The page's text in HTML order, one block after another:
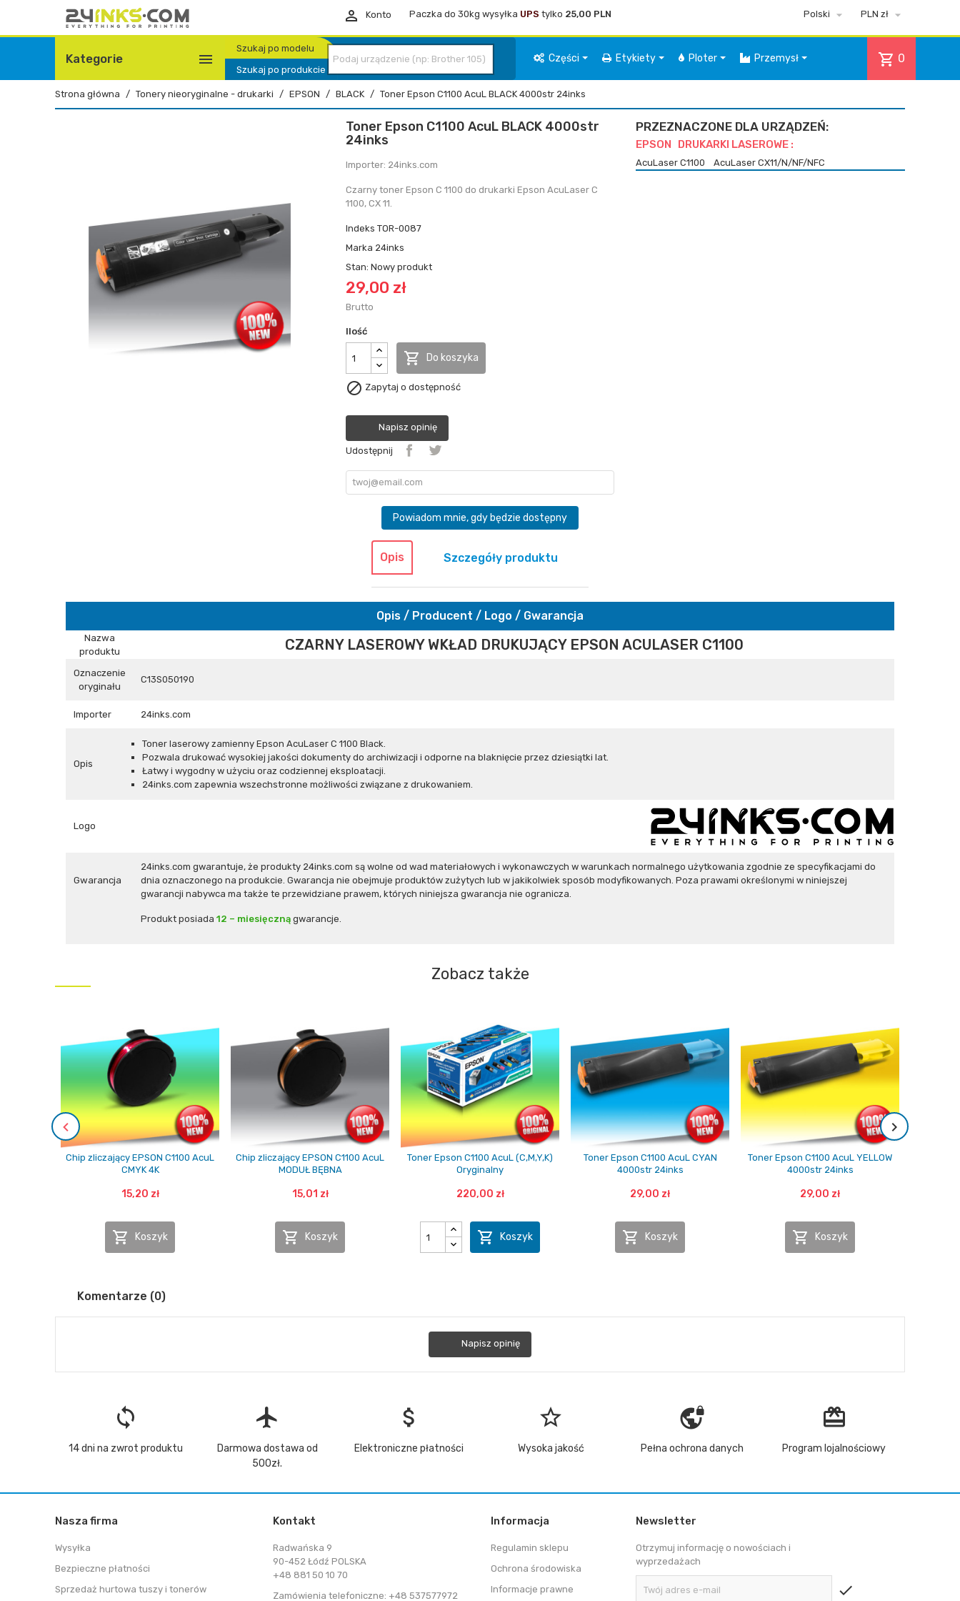
 Konto Paczka do 30kg wysyłka UPS tylko 25,00 PLN Polski  PLN zł 
Kategorie 
Szukaj po modelu
Szukaj po produkcie
shopping_cart 0
Części Etykiety Ploter Przemysł
Strona główna Tonery nieoryginalne - drukarki EPSON BLACK Toner Epson C1100 AcuL BLACK 4000str 24inks
Toner Epson C1100 AcuL BLACK 4000str
24inks
Importer: 24inks.com
Czarny toner Epson C 1100 do drukarki Epson AcuLaser C
1100, CX 11.
Indeks TOR-0087
Marka 24inks
Stan: Nowy produkt
29,00 zł
Brutto
Ilość
 Do koszyka
 Zapytaj o dostępność
Napisz opinię
Udostępnij
Powiadom mnie, gdy będzie dostępny
PRZEZNACZONE DLA URZĄDZEŃ:
EPSON DRUKARKI LASEROWE :
AcuLaser C1100 AcuLaser CX11/N/NF/NFC
Opis Szczegóły produktu
Opis / Producent / Logo / Gwarancja
Nazwa
produktu
CZARNY LASEROWY WKŁAD DRUKUJĄCY EPSON ACULASER C1100
Oznaczenie
oryginału
C13S050190
Importer 24inks.com
Opis
Toner laserowy zamienny Epson AcuLaser C 1100 Black.
Pozwala drukować wysokiej jakości dokumenty do archiwizacji i odporne na blaknięcie przez dziesiątki lat.
Łatwy i wygodny w użyciu oraz codziennej eksploatacji.
24inks.com zapewnia wszechstronne możliwości związane z drukowaniem.
Logo
Gwarancja
24inks.com gwarantuje, że produkty 24inks.com są wolne od wad materiałowych i wykonawczych w warunkach normalnego użytkowania zgodnie ze specyfikacjami do
dnia oznaczonego na produkcie. Gwarancja nie obejmuje produktów zużytych lub w jakikolwiek sposób modyfikowanych. Poza prawami określonymi w niniejszej
gwarancji nabywca ma także te przewidziane prawem, których niniejsza gwarancja nie ogranicza.
Produkt posiada 12 – miesięczną gwarancje.
Zobacz także
Chip zliczający EPSON C1100 AcuL
CMYK 4K
15,20 zł
 Koszyk
Chip zliczający EPSON C1100 AcuL
MODUŁ BĘBNA
15,01 zł
 Koszyk
Toner Epson C1100 AcuL (C,M,Y,K)
Oryginalny
220,00 zł
 Koszyk
Toner Epson C1100 AcuL CYAN
4000str 24inks
29,00 zł
 Koszyk
Toner Epson C1100 AcuL YELLOW
4000str 24inks
29,00 zł
 Koszyk
Komentarze (0)
Napisz opinię
loop
14 dni na zwrot produktu
flight
Darmowa dostawa od
500zł.
attach_money
Elektroniczne płatności
star_border
Wysoka jakość
vpn_lock
Pełna ochrona danych
redeem
Program lojalnościowy
Nasza firma
Wysyłka
Bezpieczne płatności
Sprzedaż hurtowa tuszy i tonerów
Kontakt
Radwańska 9
90-452 Łódź POLSKA
+48 881 50 10 70
Zamówienia telefoniczne: +48 537577972
Informacja
Regulamin sklepu
Ochrona środowiska
Informacje prawne
Newsletter
Otrzymuj informację o nowościach i
wyprzedażach
check